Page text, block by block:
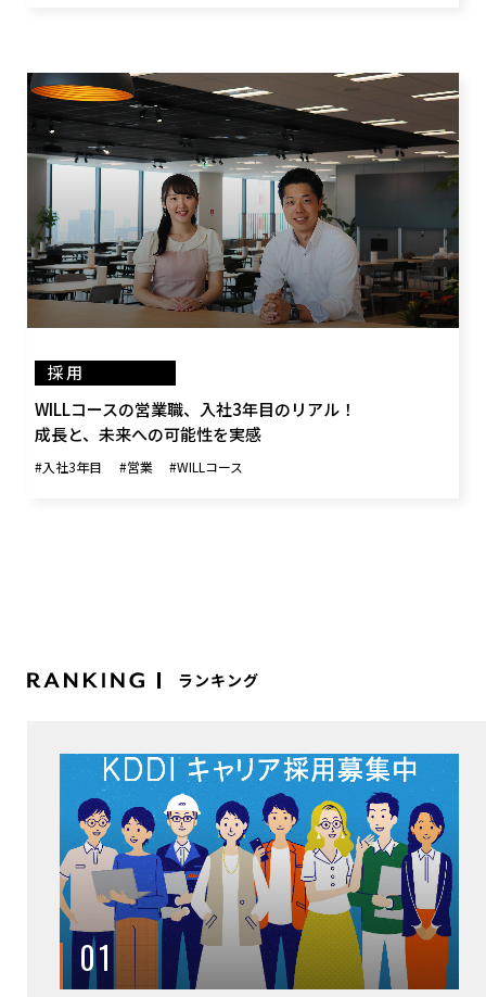
採用
WILLコースの営業職、入社3年目のリアル！
成長と、未来への可能性を実感
#入社3年目 #営業 #WILLコース
ランキング
01